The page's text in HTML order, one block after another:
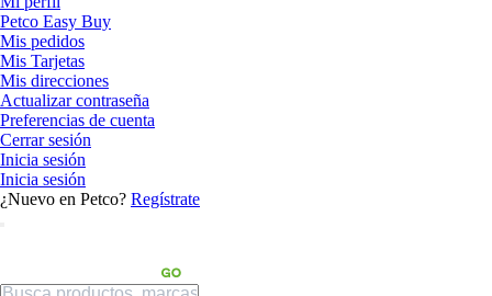
Petco Easy Buy
Mis pedidos
Mis Tarjetas
Mis direcciones
Actualizar contraseña
Preferencias de cuenta
Cerrar sesión
Inicia sesión
Inicia sesión
¿Nuevo en Petco? Regístrate